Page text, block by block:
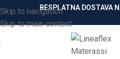
Skip to navigation
Skip to main content
BESPLATNA DOSTAVA